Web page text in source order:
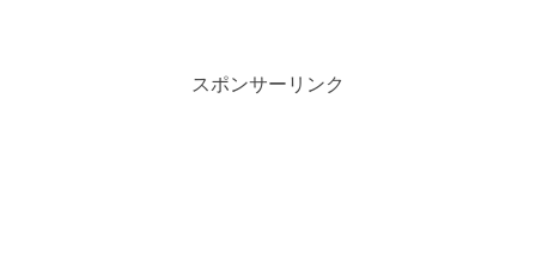
スポンサーリンク